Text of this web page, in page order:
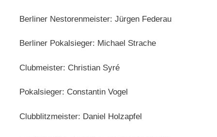
Berliner Nestorenmeister: Jürgen Federau
Berliner Pokalsieger: Michael Strache
Clubmeister: Christian Syré
Pokalsieger: Constantin Vogel
Clubblitzmeister: Daniel Holzapfel